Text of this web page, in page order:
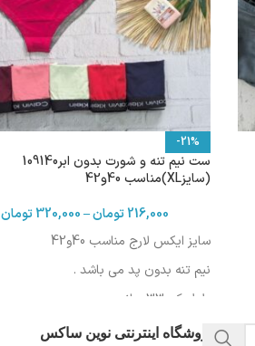
-21%
ست نیم تنه و شورت بدون ابر109140
(سایزXL)مناسب 40و42
216,000تومان–
320,000تومان
سایز ایکس لارج مناسب 40و42
نیم تنه بدون پد می باشد .
طول کمر33 سانت
دورتادورکمر درحالت کشیده 74 سانت
فروشگاه اینترنتی نوین ساکس